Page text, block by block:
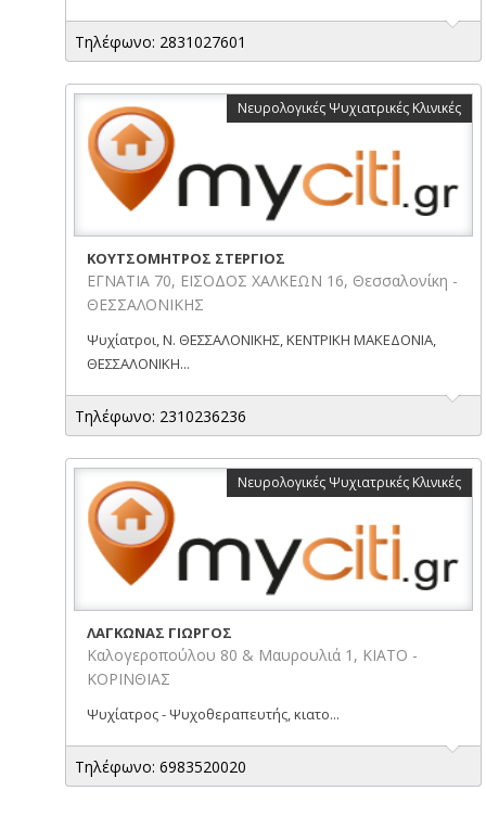
Τηλέφωνο: 2831027601
Νευρολογικές Ψυχιατρικές Κλινικές
ΚΟΥΤΣΟΜΗΤΡΟΣ ΣΤΕΡΓΙΟΣ
ΕΓΝΑΤΙΑ 70, ΕΙΣΟΔΟΣ ΧΑΛΚΕΩΝ 16, Θεσσαλονίκη -
ΘΕΣΣΑΛΟΝΙΚΗΣ
Ψυχίατροι, Ν. ΘΕΣΣΑΛΟΝΙΚΗΣ, ΚΕΝΤΡΙΚΗ ΜΑΚΕΔΟΝΙΑ,
ΘΕΣΣΑΛΟΝΙΚΗ...
Τηλέφωνο: 2310236236
Νευρολογικές Ψυχιατρικές Κλινικές
ΛΑΓΚΩΝΑΣ ΓΙΩΡΓΟΣ
Καλογεροπούλου 80 & Μαυρουλιά 1, ΚΙΑΤΟ -
ΚΟΡΙΝΘΙΑΣ
Ψυχίατρος - Ψυχοθεραπευτής, κιατο...
Τηλέφωνο: 6983520020